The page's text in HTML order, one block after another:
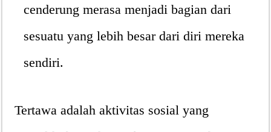
cenderung merasa menjadi bagian dari
sesuatu yang lebih besar dari diri mereka
sendiri.
Tertawa adalah aktivitas sosial yang